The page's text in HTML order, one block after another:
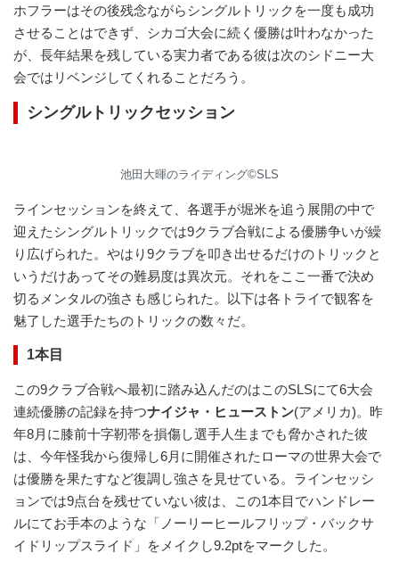
ホフラーはその後残念ながらシングルトリックを一度も成功
させることはできず、シカゴ大会に続く優勝は叶わなかった
が、長年結果を残している実力者である彼は次のシドニー大
会ではリベンジしてくれることだろう。
シングルトリックセッション
池田大暉のライディング©︎SLS
ラインセッションを終えて、各選手が堀米を追う展開の中で
迎えたシングルトリックでは9クラブ合戦による優勝争いが繰
り広げられた。やはり9クラブを叩き出せるだけのトリックと
いうだけあってその難易度は異次元。それをここ一番で決め
切るメンタルの強さも感じられた。以下は各トライで観客を
魅了した選手たちのトリックの数々だ。
1本目
この9クラブ合戦へ最初に踏み込んだのはこのSLSにて6大会
連続優勝の記録を持つナイジャ・ヒューストン(アメリカ)。昨
年8月に膝前十字靭帯を損傷し選手人生までも脅かされた彼
は、今年怪我から復帰し6月に開催されたローマの世界大会で
は優勝を果たすなど復調し強さを見せている。ラインセッシ
ョンでは9点台を残せていない彼は、この1本目でハンドレー
ルにてお手本のような「ノーリーヒールフリップ・バックサ
イドリップスライド」をメイクし9.2ptをマークした。